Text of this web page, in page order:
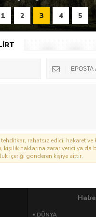
1 2 3 4 5
rahatsız edici, hakaret ve
kişilik haklarına zarar verici ya
içeriği gönderen kişiye aittir.
DÜNYA